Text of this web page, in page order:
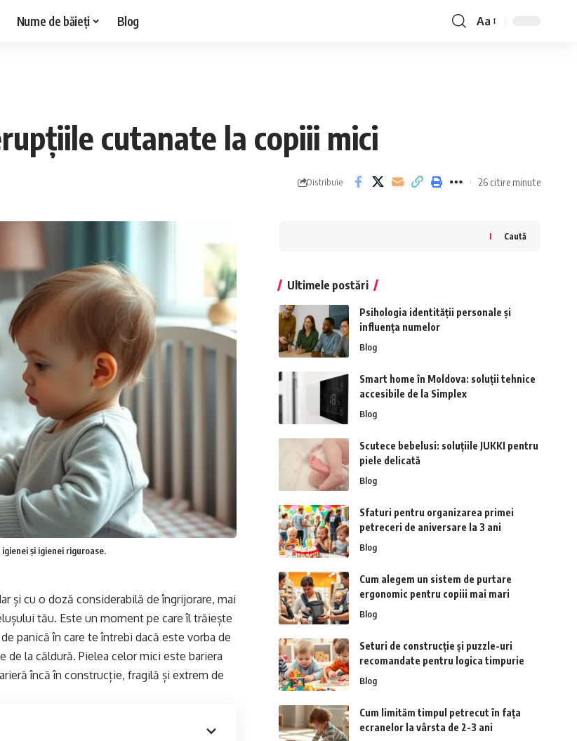
Nume de băieți Blog
Font
Aa
cutanate la copiii mici
Distribuie 26 citire minute
și igienei riguroase.
și cu o doză considerabilă de îngrijorare, mai
tău. Este un moment pe care îl trăiește
panică în care te întrebi dacă este vorba de
la căldură. Pielea celor mici este bariera
încă în construcție, fragilă și extrem de
Caută
Ultimele postări
Psihologia identității personale și
influența numelor
Blog
Smart home în Moldova: soluții tehnice
accesibile de la Simplex
Blog
Scutece bebelusi: soluțiile JUKKI pentru
piele delicată
Blog
Sfaturi pentru organizarea primei
petreceri de aniversare la 3 ani
Blog
Cum alegem un sistem de purtare
ergonomic pentru copiii mai mari
Blog
Seturi de construcție și puzzle-uri
recomandate pentru logica timpurie
Blog
Cum limităm timpul petrecut în fața
ecranelor la vârsta de 2-3 ani